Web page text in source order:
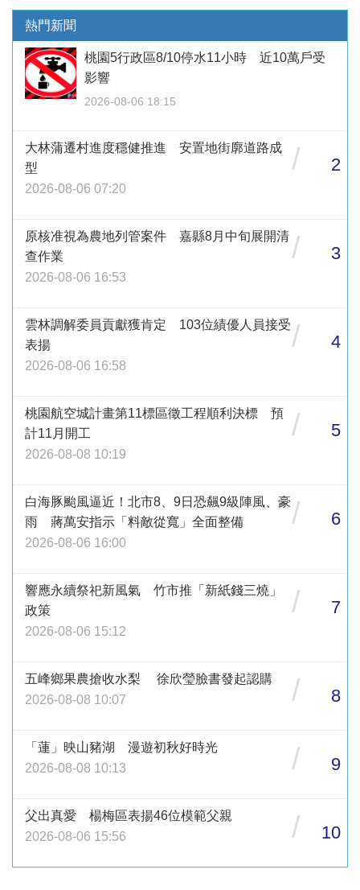
熱門新聞
桃園5行政區8/10停水11小時 近10萬戶受
影響
2026-08-06 18:15
大林蒲遷村進度穩健推進 安置地街廓道路成
型
2026-08-06 07:20
/ 2
原核准視為農地列管案件 嘉縣8月中旬展開清
查作業
2026-08-06 16:53
/ 3
雲林調解委員貢獻獲肯定 103位績優人員接受
表揚
2026-08-06 16:58
/ 4
桃園航空城計畫第11標區徵工程順利決標 預
計11月開工
2026-08-08 10:19
/ 5
白海豚颱風逼近！北市8、9日恐飆9級陣風、豪
雨 蔣萬安指示「料敵從寬」全面整備
2026-08-06 16:00
/ 6
響應永續祭祀新風氣 竹市推「新紙錢三燒」
政策
2026-08-06 15:12
/ 7
五峰鄉果農搶收水梨 徐欣瑩臉書發起認購
2026-08-08 10:07
/ 8
「蓮」映山豬湖 漫遊初秋好時光
2026-08-08 10:13
/ 9
父出真愛 楊梅區表揚46位模範父親
2026-08-06 15:56
/ 10